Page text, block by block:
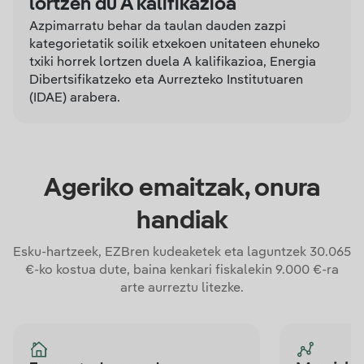
lortzen du A kalifikazioa
Azpimarratu behar da taulan dauden zazpi
kategorietatik soilik etxekoen unitateen ehuneko
txiki horrek lortzen duela A kalifikazioa, Energia
Dibertsifikatzeko eta Aurrezteko Institutuaren
(IDAE) arabera.
Ageriko emaitzak, onura
handiak
Esku-hartzeek, EZBren kudeaketek eta laguntzek 30.065
€-ko kostua dute, baina kenkari fiskalekin 9.000 €-ra
arte aurreztu litezke.